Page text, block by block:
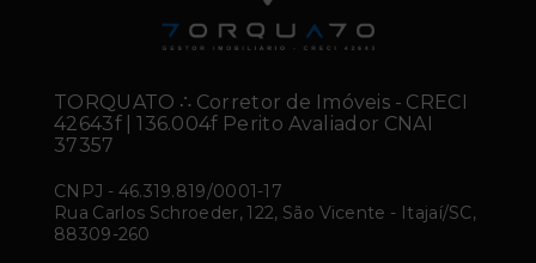
TORQUATO ∴ Corretor de Imóveis - CRECI
42643f | 136.004f Perito Avaliador CNAI
37357
CNPJ - 46.319.819/0001-17
Rua Carlos Schroeder, 122, São Vicente - Itajaí/SC,
88309-260